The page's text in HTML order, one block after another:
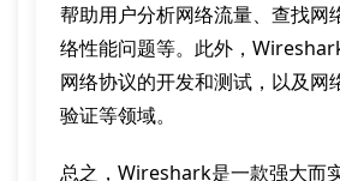
帮助用户分析网络流量、查找网
络性能问题等。此外，
网络协议的开发和测试，以及网
验证等领域。
总之，Wireshark是一款强大而